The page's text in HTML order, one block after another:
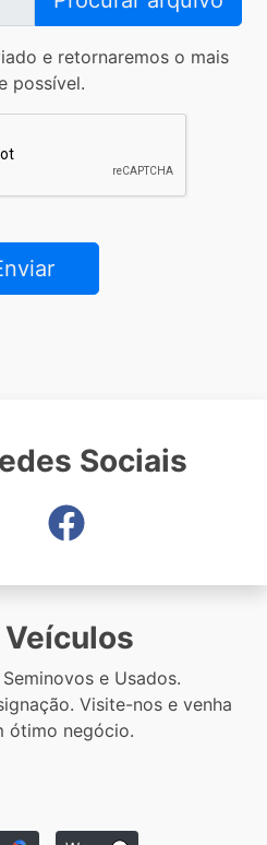
Sociais
e Usados.
Visite-nos e venha
ótimo negócio.